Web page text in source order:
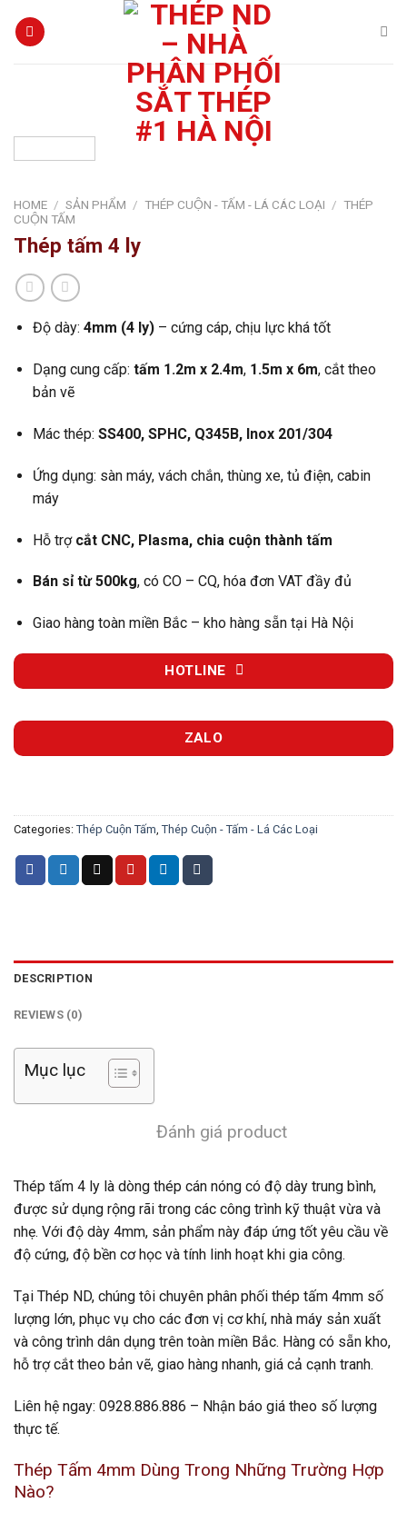
HOME / SẢN PHẨM / THÉP CUỘN - TẤM - LÁ CÁC LOẠI / THÉP
CUỘN TẤM
Thép tấm 4 ly
Độ dày: 4mm (4 ly)– cứng cáp, chịu lực khá tốt
Dạng cung cấp: tấm 1.2m x 2.4m, 1.5m x 6m, cắt theo
bản vẽ
Mác thép: SS400, SPHC, Q345B, Inox 201/304
Ứng dụng: sàn máy, vách chắn, thùng xe, tủ điện, cabin
máy
Hỗ trợ cắt CNC, Plasma, chia cuộn thành tấm
Bán sỉ từ 500kg, có CO – CQ, hóa đơn VAT đầy đủ
Giao hàng toàn miền Bắc – kho hàng sẵn tại Hà Nội
HOTLINE
ZALO
Categories: Thép Cuộn Tấm, Thép Cuộn - Tấm - Lá Các Loại
DESCRIPTION
REVIEWS (0)
Mục lục
Đánh giá product
Thép tấm 4 ly là dòng thép cán nóng có độ dày trung bình,
được sử dụng rộng rãi trong các công trình kỹ thuật vừa và
nhẹ. Với độ dày 4mm, sản phẩm này đáp ứng tốt yêu cầu về
độ cứng, độ bền cơ học và tính linh hoạt khi gia công.
Tại Thép ND, chúng tôi chuyên phân phối thép tấm 4mm số
lượng lớn, phục vụ cho các đơn vị cơ khí, nhà máy sản xuất
và công trình dân dụng trên toàn miền Bắc. Hàng có sẵn kho,
hỗ trợ cắt theo bản vẽ, giao hàng nhanh, giá cả cạnh tranh.
Liên hệ ngay: 0928.886.886 – Nhận báo giá theo số lượng
thực tế.
Thép Tấm 4mm Dùng Trong Những Trường Hợp
Nào?